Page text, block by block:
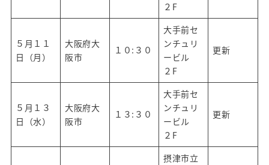
２F
５月１１
日（月）
大阪府大
阪市
１０:３０
大手前セ
ンチュリ
ービル
２F
更新
５月１３
日（水）
大阪府大
阪市
１３:３０
大手前セ
ンチュリ
ービル
２F
更新
摂津市立